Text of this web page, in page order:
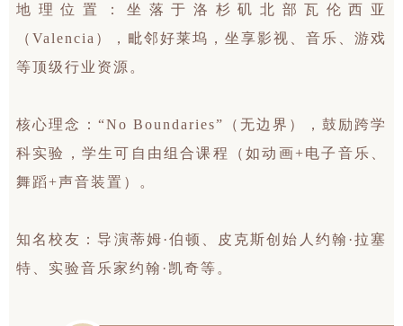
地理位置：坐落于洛杉矶北部瓦伦西亚
（Valencia），毗邻好莱坞，坐享影视、音乐、游戏
等顶级行业资源。
核心理念：“No Boundaries”（无边界），鼓励跨学
科实验，学生可自由组合课程（如动画+电子音乐、
舞蹈+声音装置）。
知名校友：导演蒂姆·伯顿、皮克斯创始人约翰·拉塞
特、实验音乐家约翰·凯奇等。